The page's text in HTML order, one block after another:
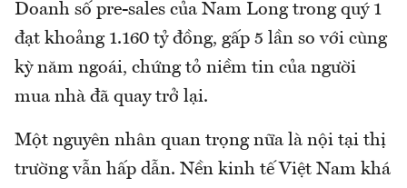
Doanh số pre-sales của Nam Long trong quý 1
đạt khoảng 1.160 tỷ đồng, gấp 5 lần so với cùng
kỳ năm ngoái, chứng tỏ niềm tin của người
mua nhà đã quay trở lại.
Một nguyên nhân quan trọng nữa là nội tại thị
trường vẫn hấp dẫn. Nền kinh tế Việt Nam khá